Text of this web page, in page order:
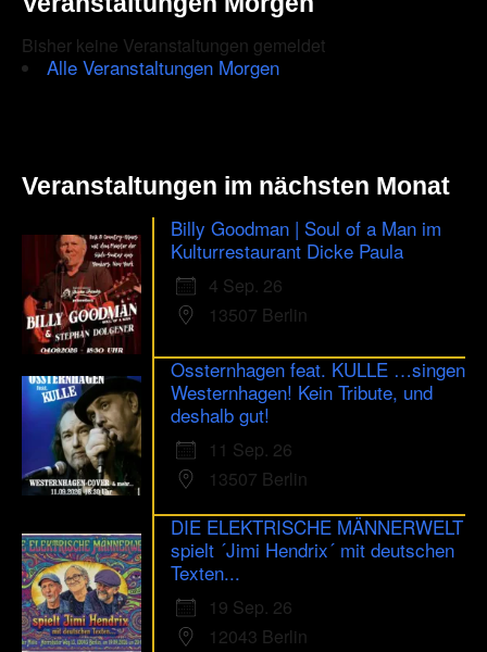
Bisher keine Veranstaltungen gemeldet
Alle Veranstaltungen Morgen
Veranstaltungen im nächsten Monat
Billy Goodman | Soul of a Man im
Kulturrestaurant Dicke Paula
4 Sep. 26
13507 Berlin
Ossternhagen feat. KULLE …singen
Westernhagen! Kein Tribute, und
deshalb gut!
11 Sep. 26
13507 Berlin
DIE ELEKTRISCHE MÄNNERWELT
spielt ´Jimi Hendrix´ mit deutschen
Texten...
19 Sep. 26
12043 Berlin